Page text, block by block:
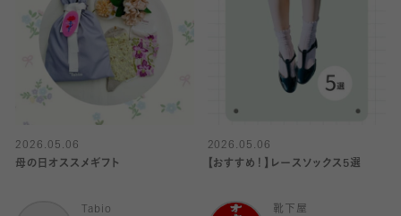
2026.05.06
母の日オススメギフト
Tabio
2026.05.06
【おすすめ！】レースソックス5選
靴下屋